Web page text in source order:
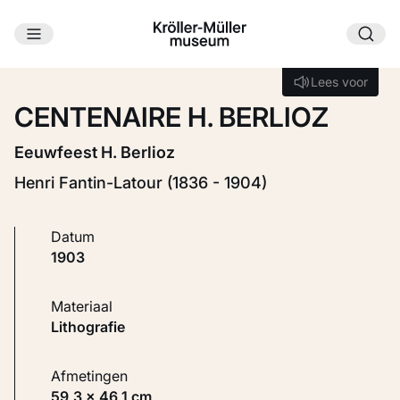
Ga naar hoofdinhoud
Lees voor
Lees voor
CENTENAIRE H. BERLIOZ
Eeuwfeest H. Berlioz
Henri Fantin-Latour (1836 - 1904)
Datum
1903
Materiaal
Lithografie
Afmetingen